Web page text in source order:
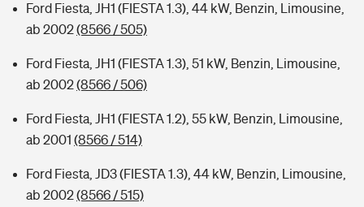
Ford Fiesta, JH1 (FIESTA 1.3), 44 kW, Benzin, Limousine,
ab 2002(8566 / 505)
Ford Fiesta, JH1 (FIESTA 1.3), 51 kW, Benzin, Limousine,
ab 2002(8566 / 506)
Ford Fiesta, JH1 (FIESTA 1.2), 55 kW, Benzin, Limousine,
ab 2001 (8566 / 514)
Ford Fiesta, JD3 (FIESTA 1.3), 44 kW, Benzin, Limousine,
ab 2002(8566 / 515)